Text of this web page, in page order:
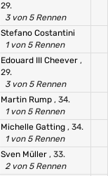
29.
3 von 5 Rennen
Stefano Costantini
1 von 5 Rennen
Edouard III Cheever ,
29.
3 von 5 Rennen
Martin Rump , 34.
1 von 5 Rennen
Michelle Gatting , 34.
1 von 5 Rennen
Sven Müller , 33.
2 von 5 Rennen